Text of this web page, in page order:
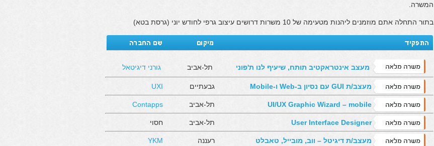
המשרה.
בתור התחלה אתם מוזמנים ליהנות מטעימה של 10 משרות דרושים עיצוב גרפי לחודש יוני (גרסת בטא)
מעצב אינטראקטיב תותח, שיעיף לנו ת'פוני תל-אביב גורני דיגיטאל
מעצב/ת GUI עם נסיון ב-Web ו-Mobile גבעתיים UXI
UI/UX Graphic Wizard – mobile תל-אביב Contapps
User Interface Designer תל-אביב חסוי
מעצב/ת דיגיטל – ווב, מובייל, טאבלט רעננה YKM